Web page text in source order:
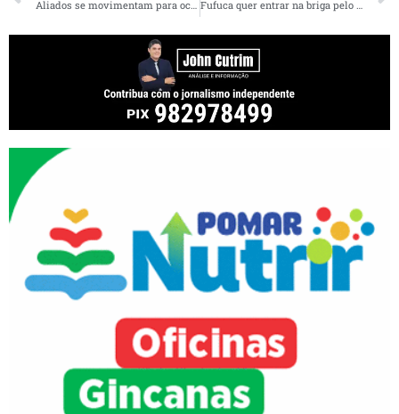
Aliados se movimentam para ocupar espaço político de Dino no Maranhão Fufuca quer entrar na briga pelo Senado